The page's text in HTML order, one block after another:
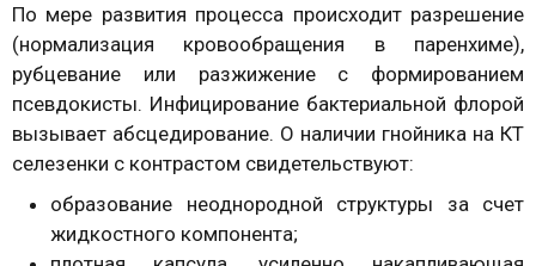
По мере развития процесса происходит разрешение
(нормализация кровообращения в паренхиме),
рубцевание или разжижение с формированием
псевдокисты. Инфицирование бактериальной флорой
вызывает абсцедирование. О наличии гнойника на КТ
селезенки с контрастом свидетельствуют:
образование неоднородной структуры за счет
жидкостного компонента;